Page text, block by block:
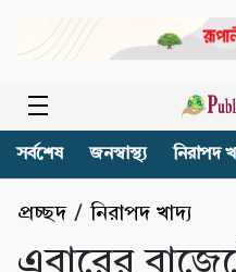
সর্বশেষ জনস্বাস্থ্য নিরাপদ
প্রচ্ছদ /নিরাপদ খাদ্য